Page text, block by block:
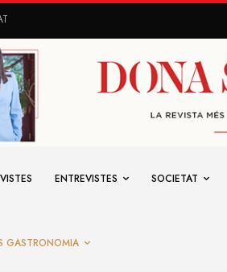
ENTREVISTES SOCIETAT
GASTRONOMIA